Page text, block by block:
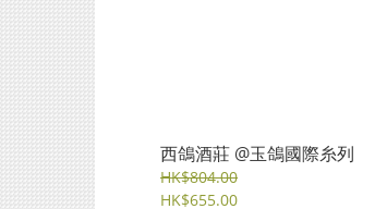
西鴿酒莊 @玉鴿國際糸列
HK$804.00
HK$655.00